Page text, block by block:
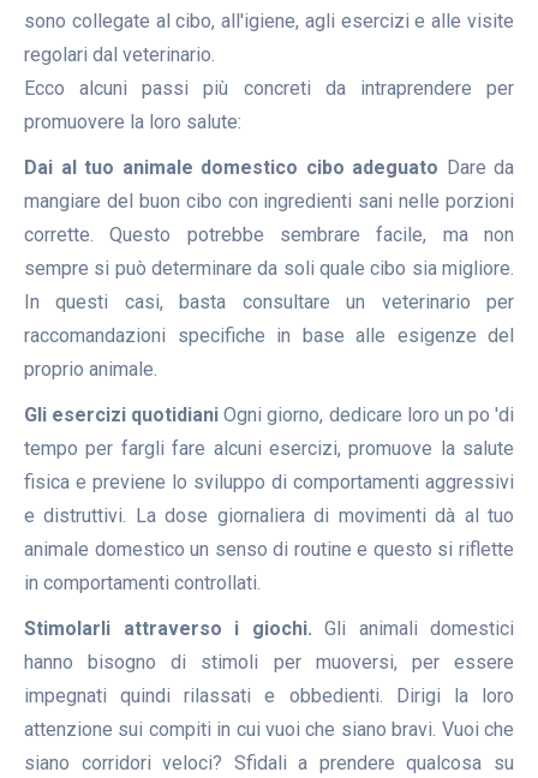
sono collegate al cibo, all'igiene, agli esercizi e alle visite
regolari dal veterinario.
Ecco alcuni passi più concreti da intraprendere per
promuovere la loro salute:
Dai al tuo animale domestico cibo adeguato Dare da
mangiare del buon cibo con ingredienti sani nelle porzioni
corrette. Questo potrebbe sembrare facile, ma non
sempre si può determinare da soli quale cibo sia migliore.
In questi casi, basta consultare un veterinario per
raccomandazioni specifiche in base alle esigenze del
proprio animale.
Gli esercizi quotidianiOgni giorno, dedicare loro un po 'di
tempo per fargli fare alcuni esercizi, promuove la salute
fisica e previene lo sviluppo di comportamenti aggressivi
e distruttivi. La dose giornaliera di movimenti dà al tuo
animale domestico un senso di routine e questo si riflette
in comportamenti controllati.
Stimolarli attraverso i giochi. Gli animali domestici
hanno bisogno di stimoli per muoversi, per essere
impegnati quindi rilassati e obbedienti. Dirigi la loro
attenzione sui compiti in cui vuoi che siano bravi. Vuoi che
siano corridori veloci? Sfidali a prendere qualcosa su